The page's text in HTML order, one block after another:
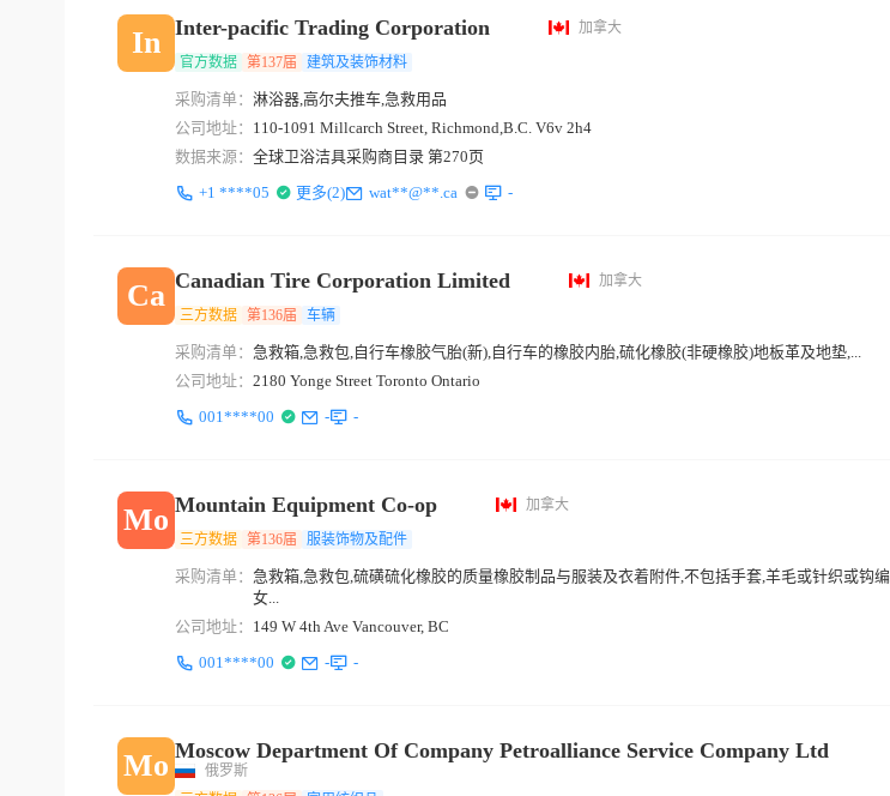
In Inter-pacific Trading Corporation 加拿大
官方数据 第137届 建筑及装饰材料
采购清单： 淋浴器,高尔夫推车,急救用品
公司地址： 110-1091 Millcarch Street, Richmond,B.C. V6v 2h4
数据来源： 全球卫浴洁具采购商目录 第270页
+1 ****05
更多(2) wat**@**.ca -
Ca Canadian Tire Corporation Limited 加拿大
三方数据 第136届 车辆
采购清单： 急救箱,急救包,自行车橡胶气胎(新),自行车的橡胶内胎,硫化橡胶(非硬橡胶)地板革及地垫,...
公司地址： 2180 Yonge Street Toronto Ontario
001****00
- -
Mo Mountain Equipment Co-op 加拿大
三方数据 第136届 服装饰物及配件
采购清单： 急救箱,急救包,硫磺硫化橡胶的质量橡胶制品与服装及衣着附件,不包括手套,羊毛或针织或钩编
女...
公司地址： 149 W 4th Ave Vancouver, BC
001****00
- -
Mo Moscow Department Of Company Petroalliance Service Company Ltd
俄罗斯